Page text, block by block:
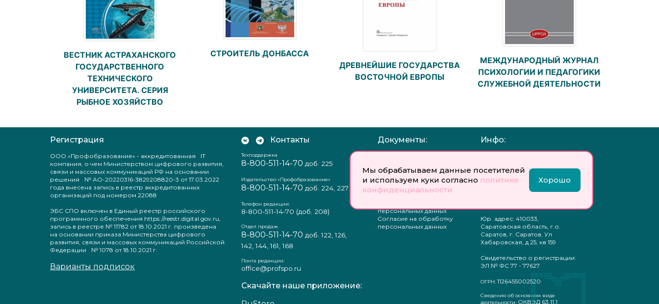
Мы обрабатываем данные посетителей
и используем куки согласно политике
конфиденциальности
Хорошо
ВЕСТНИК АСТРАХАНСКОГО
ГОСУДАРСТВЕННОГО
ТЕХНИЧЕСКОГО
УНИВЕРСИТЕТА. СЕРИЯ
РЫБНОЕ ХОЗЯЙСТВО
СТРОИТЕЛЬ ДОНБАССА
ДРЕВНЕЙШИЕ ГОСУДАРСТВА
ВОСТОЧНОЙ ЕВРОПЫ
МЕЖДУНАРОДНЫЙ ЖУРНАЛ
ПСИХОЛОГИИ И ПЕДАГОГИКИ
СЛУЖЕБНОЙ ДЕЯТЕЛЬНОСТИ
Регистрация
ООО «Профобразование» - аккредитованная IT
компания, о чем Министерством цифрового развития,
связи и массовых коммуникаций РФ на основании
решения № АО-20220316-3829208820-3 от 17.03.2022
года внесена запись в реестр аккредитованных
организаций под номером 22088
ЭБС СПО включен в Единый реестр российского
программного обеспечения https://reestr.digital.gov.ru,
запись в реестре № 11782 от 18.10.2021 г. произведена
на основании приказа Министерства цифрового
развития, связи и массовых коммуникаций Российской
Федерации № 1078 от 18.10.2021 г.
Варианты подписок
Контакты
Техподдержка
8-800-511-14-70 доб. 225
Издательство «Профобразование»
8-800-511-14-70 доб. 224, 227
Телефон редакции:
8-800-511-14-70 (доб. 208)
Отдел продаж
8-800-511-14-70 доб. 122, 126,
142, 144, 161, 168
Почта редакции:
office@profspo.ru
Скачайте наше приложение:
Документы:
Пользовательское
соглашение
Политика
конфиденциальности
персональных данных
Согласие на обработку
персональных данных
Инфо:
ответственностью
«Профобразование»
Юр. адрес: 410033,
Саратовская область, г.о.
Саратов, г. Саратов, Ул
Хабаровская, д.25, кв 159
Свидетельство о регистрации:
ЭЛ № ФС 77 - 77627
ОГРН: 1126455002520
Сведения об основном виде
деятельности: ОКВЭД 63.11.1